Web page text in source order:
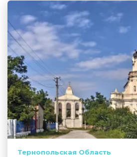
Тернопольская Область